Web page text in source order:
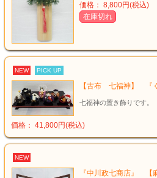
価格： 8,800円(税込)
在庫切れ
NEW PICK UP
【古布 七福神】 『
七福神の置き飾りです。
価格： 41,800円(税込)
NEW
『中川政七商店』 【